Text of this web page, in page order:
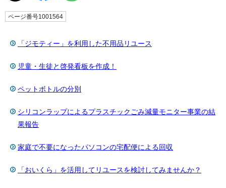
ページ番号1001564
「ジモティー」を利用した不用品リユース
児童・生徒と啓発看板を作成！
ペットボトルの分別
シリコンラップによるプラスチックごみ減量モニター事業の結
果報告
家庭で不要になったパソコンの宅配便による回収
「おいくら」を活用してリユースを検討してみませんか？